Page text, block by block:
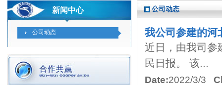
新闻中心
公司动态
公司动态
我公司参建的河
近日，由我司参
民日报。 该...
Date:2022/3/3